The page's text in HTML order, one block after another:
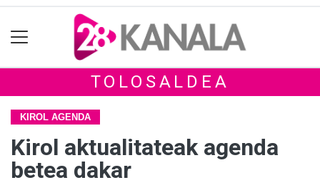
TOLOSALDEA
KIROL AGENDA
Kirol aktualitateak agenda
betea dakar